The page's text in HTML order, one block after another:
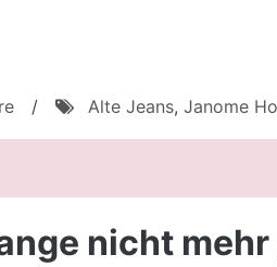
zu/ Alte Jeans,Janome
nicht